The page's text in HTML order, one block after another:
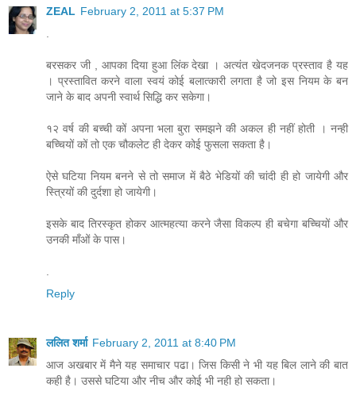
ZEAL February 2, 2011 at 5:37 PM
बरसकर जी , आपका दिया हुआ लिंक देखा । अत्यंत खेदजनक प्रस्ताव है यह
। प्रस्तावित करने वाला स्वयं कोई बलात्कारी लगता है जो इस नियम के बन
जाने के बाद अपनी स्वार्थ सिद्धि कर सकेगा।
१२ वर्ष की बच्ची कों अपना भला बुरा समझने की अकल ही नहीं होती । नन्ही
बच्चियों कों तो एक चौकलेट ही देकर कोई फुसला सकता है।
ऐसे घटिया नियम बनने से तो समाज में बैठे भेडियों की चांदी ही हो जायेगी और
स्त्रियों की दुर्दशा हो जायेगी।
इसके बाद तिरस्कृत होकर आत्महत्या करने जैसा विकल्प ही बचेगा बच्चियों और
उनकी माँओं के पास।
Reply
ललित शर्मा February 2, 2011 at 8:40 PM
आज अखबार में मैने यह समाचार पढा। जिस किसी ने भी यह बिल लाने की बात
कही है। उससे घटिया और नीच और कोई भी नही हो सकता।